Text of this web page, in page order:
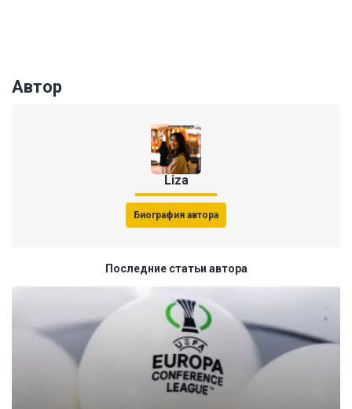
Автор
Liza
Биография автора
Последние статьи автора